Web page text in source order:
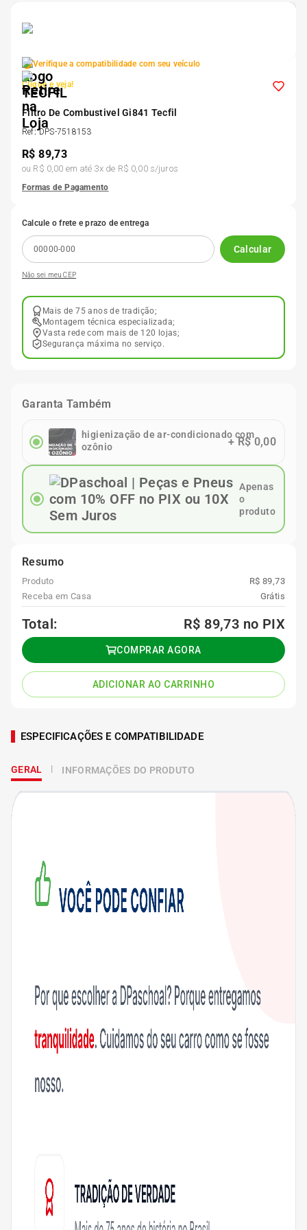
Verifique a compatibilidade com seu veículo
Clique e veja!
Filtro De Combustivel Gi841 Tecfil
Ref: DPS-7518153
R$89,73
ou R$ 0,00 em até 3x de R$ 0,00s/juros
Formas de Pagamento
Calcule o frete e prazo de entrega
Calcular
Não sei meu CEP
Mais de 75 anos de tradição;
Montagem técnica especializada;
Vasta rede com mais de 120 lojas;
Segurança máxima no serviço.
Garanta Também
higienização de ar-condicionado com
ozônio
+R$ 0,00
Apenas
o
produto
Resumo
Produto
R$ 89,73
Receba em Casa
Grátis
Total: R$ 89,73 no PIX
COMPRAR AGORA
ADICIONAR AO CARRINHO
ESPECIFICAÇÕES E COMPATIBILIDADE
GERAL INFORMAÇÕES DO PRODUTO
6º 185 65r15
7
9º Pneu
10º 175 65 14